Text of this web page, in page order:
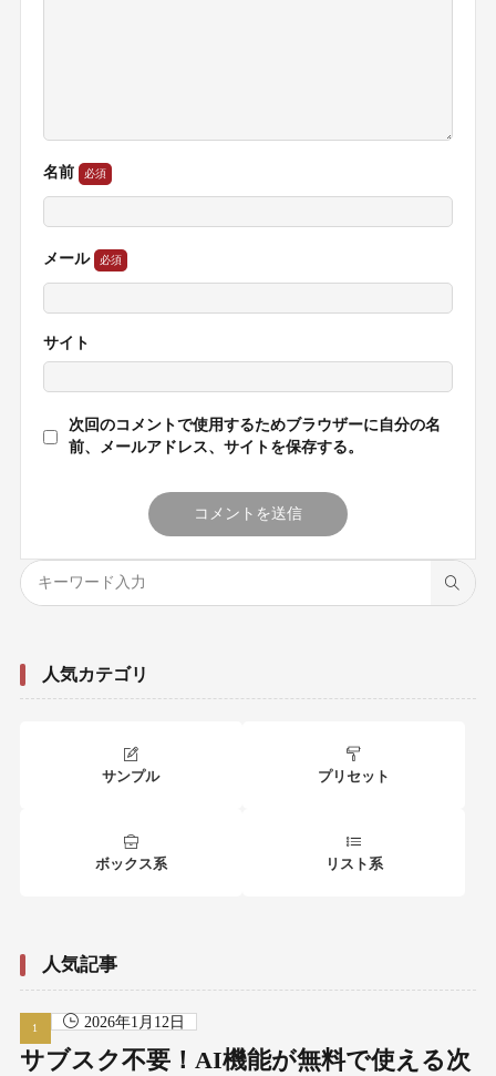
名前
メール
サイト
次回のコメントで使用するためブラウザーに自分の名
前、メールアドレス、サイトを保存する。
人気カテゴリ
サンプル プリセット
ボックス系 リスト系
人気記事
2026年1月12日
サブスク不要！AI機能が無料で使える次